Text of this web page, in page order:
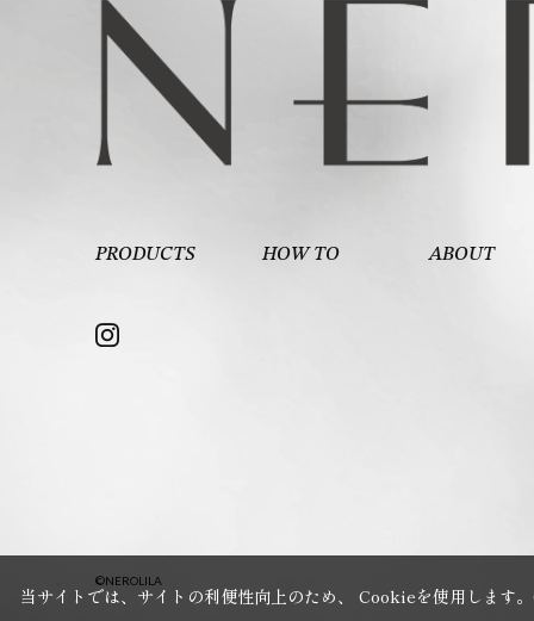
PRODUCTS HOW TO ABOUT
©NEROLILA
当サイトでは、サイトの利便性向上のため、 Cookieを使用します